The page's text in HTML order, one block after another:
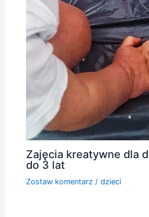
Zajęcia kreatywne dla
do 3 lat
Zostaw komentarz /dzieci